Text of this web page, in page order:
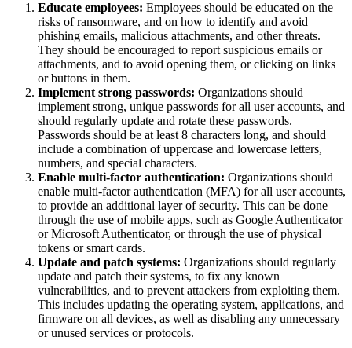
Educate employees: Employees should be educated on the
risks of ransomware, and on how to identify and avoid
phishing emails, malicious attachments, and other threats.
They should be encouraged to report suspicious emails or
attachments, and to avoid opening them, or clicking on links
or buttons in them.
Implement strong passwords: Organizations should
implement strong, unique passwords for all user accounts, and
should regularly update and rotate these passwords.
Passwords should be at least 8 characters long, and should
include a combination of uppercase and lowercase letters,
numbers, and special characters.
Enable multi-factor authentication: Organizations should
enable multi-factor authentication (MFA) for all user accounts,
to provide an additional layer of security. This can be done
through the use of mobile apps, such as Google Authenticator
or Microsoft Authenticator, or through the use of physical
tokens or smart cards.
Update and patch systems: Organizations should regularly
update and patch their systems, to fix any known
vulnerabilities, and to prevent attackers from exploiting them.
This includes updating the operating system, applications, and
firmware on all devices, as well as disabling any unnecessary
or unused services or protocols.